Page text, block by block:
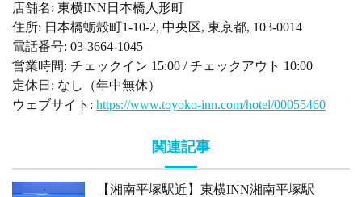
店舗名: 東横INN日本橋人形町
住所: 日本橋蛎殻町1-10-2, 中央区, 東京都, 103-0014
電話番号: 03-3664-1045
営業時間: チェックイン 15:00 / チェックアウト 10:00
定休日: なし（年中無休）
ウェブサイト: https://www.toyoko-inn.com/hotel/00055460
関連記事
【湘南平塚駅近】東横INN湘南平塚駅